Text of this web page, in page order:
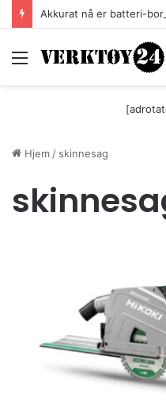
Akkurat nå er batteri-
Meny
Hjem / skinnesag